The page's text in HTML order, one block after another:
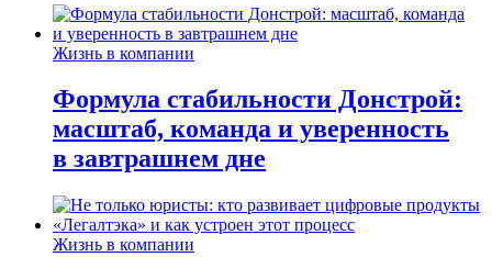
Жизнь в компании
Формула стабильности Донстрой:
масштаб, команда и уверенность
в завтрашнем дне
Жизнь в компании